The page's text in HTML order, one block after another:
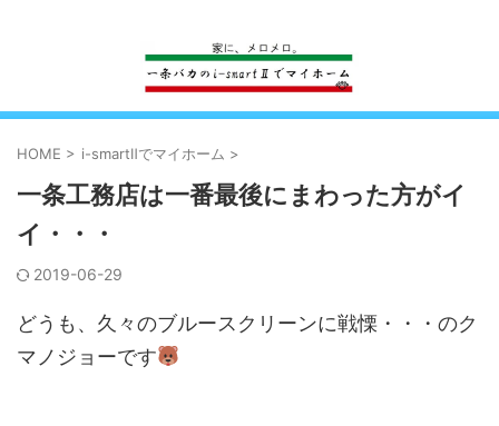
HOME > i-smartⅡでマイホーム >
一条工務店は一番最後にまわった方がイ
イ・・・
2019-06-29
どうも、久々のブルースクリーンに戦慄・・・のク
マノジョーです